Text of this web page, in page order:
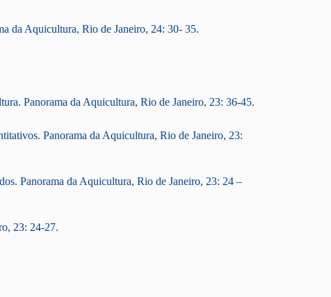
da Aquicultura, Rio de Janeiro, 24: 30- 35.
Panorama da Aquicultura, Rio de Janeiro, 23: 36-45.
Panorama da Aquicultura, Rio de Janeiro, 23:
Panorama da Aquicultura, Rio de Janeiro, 23: 24 –
23: 24-27.